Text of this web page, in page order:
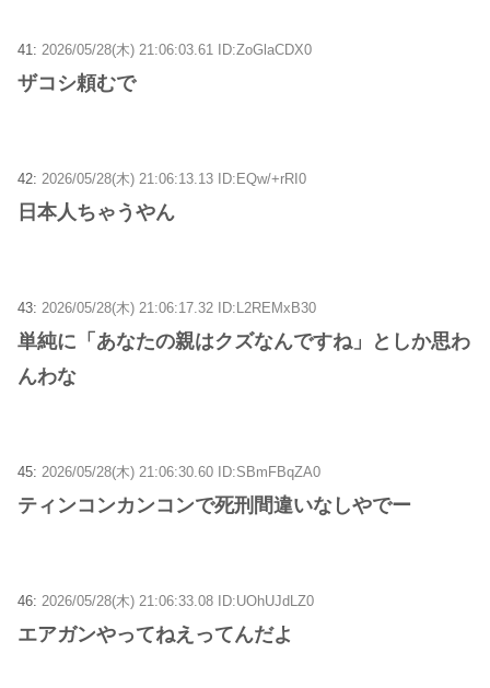
41: 2026/05/28(木) 21:06:03.61 ID:ZoGlaCDX0
ザコシ頼むで
42: 2026/05/28(木) 21:06:13.13 ID:EQw/+rRI0
日本人ちゃうやん
43: 2026/05/28(木) 21:06:17.32 ID:L2REMxB30
単純に「あなたの親はクズなんですね」としか思わ
んわな
45: 2026/05/28(木) 21:06:30.60 ID:SBmFBqZA0
ティンコンカンコンで死刑間違いなしやでー
46: 2026/05/28(木) 21:06:33.08 ID:UOhUJdLZ0
エアガンやってねえってんだよ